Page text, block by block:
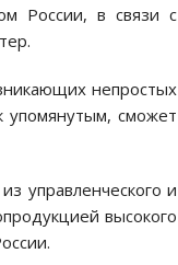
России, в связи с
непростых
упомянутым, сможет
управленческого и
высокого